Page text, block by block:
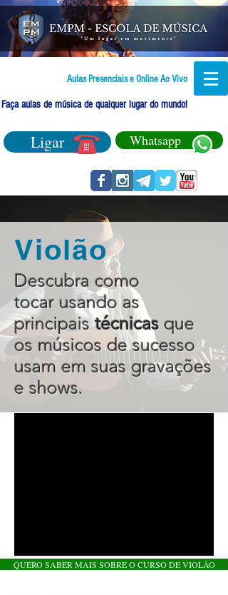
Aulas Presenciais e Online Ao Vivo
Faça aulas de música de qualquer lugar do mundo!
Ligar Whatsapp
Violão
Descubra como
tocar usando as
principaistécnicas que
os músicos de sucesso
usam em suas gravações
e shows.
QUERO SABER MAIS SOBRE O CURSO DE VIOLÃO